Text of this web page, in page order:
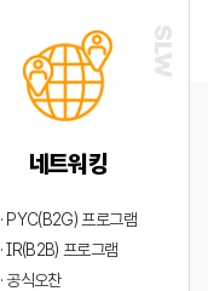
네트워킹
· PYC(B2G) 프로그램
· IR(B2B) 프로그램
· 공식오찬